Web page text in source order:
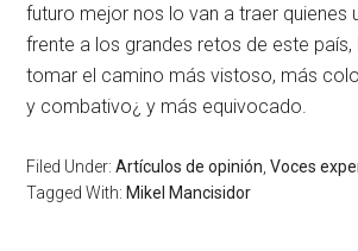
futuro mejor nos lo van a traer quienes
frente a los grandes retos de este
tomar el camino más vistoso, más
y combativo¿ y más equivocado.
Filed Under:Artículos de opinión ,Voces
Tagged With: Mikel Mancisidor